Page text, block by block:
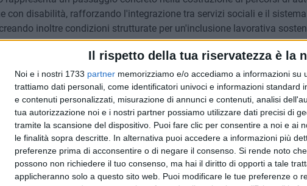
Il rispetto della tua riservatezza è la
Noi e i nostri 1733 partner memorizziamo e/o accediamo a informazioni su
trattiamo dati personali, come identificatori univoci e informazioni standard
e contenuti personalizzati, misurazione di annunci e contenuti, analisi
tua autorizzazione noi e i nostri partner possiamo utilizzare dati precisi di
tramite la scansione del dispositivo. Puoi fare clic per consentire a noi e ai
le finalità sopra descritte. In alternativa puoi accedere a informazioni più
preferenze prima di acconsentire o di negare il consenso. Si rende noto
possono non richiedere il tuo consenso, ma hai il diritto di opporti a tale
applicheranno solo a questo sito web. Puoi modificare le tue preferenze o
con disabilità, rafforzando l'integrazione tra servizi sociali e il sistema
inoltre condizioni strutturate per un'inclusione lavorativa
dichiara Alessandro Nicola Attolico, dirigente dell'Ufficio di Piano
Comune di Trani Fabrizio Ferrante il progetto integra casa, lavoro,
«Il PNRR è la miccia, ma il territorio deve accendere l'entusiasmo,
e privato" e conclude: "è un progetto importante per i ragazzi
che non rientrano in questo primo gruppo perchè con questa
alle successive possibilità, anche con un livello di autonomia non
Sociali del Comune di Bisceglie, Roberta Rigante, evidenzia la